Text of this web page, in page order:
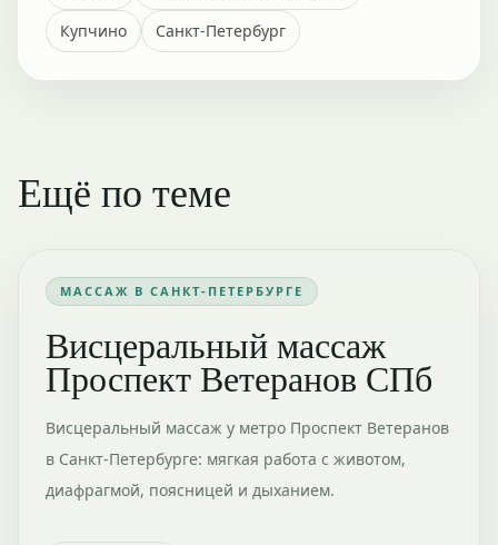
Купчино
Санкт-Петербург
Ещё по теме
МАССАЖ В САНКТ-ПЕТЕРБУРГЕ
Висцеральный массаж
Проспект Ветеранов СПб
Висцеральный массаж у метро Проспект Ветеранов
в Санкт-Петербурге: мягкая работа с животом,
диафрагмой, поясницей и дыханием.